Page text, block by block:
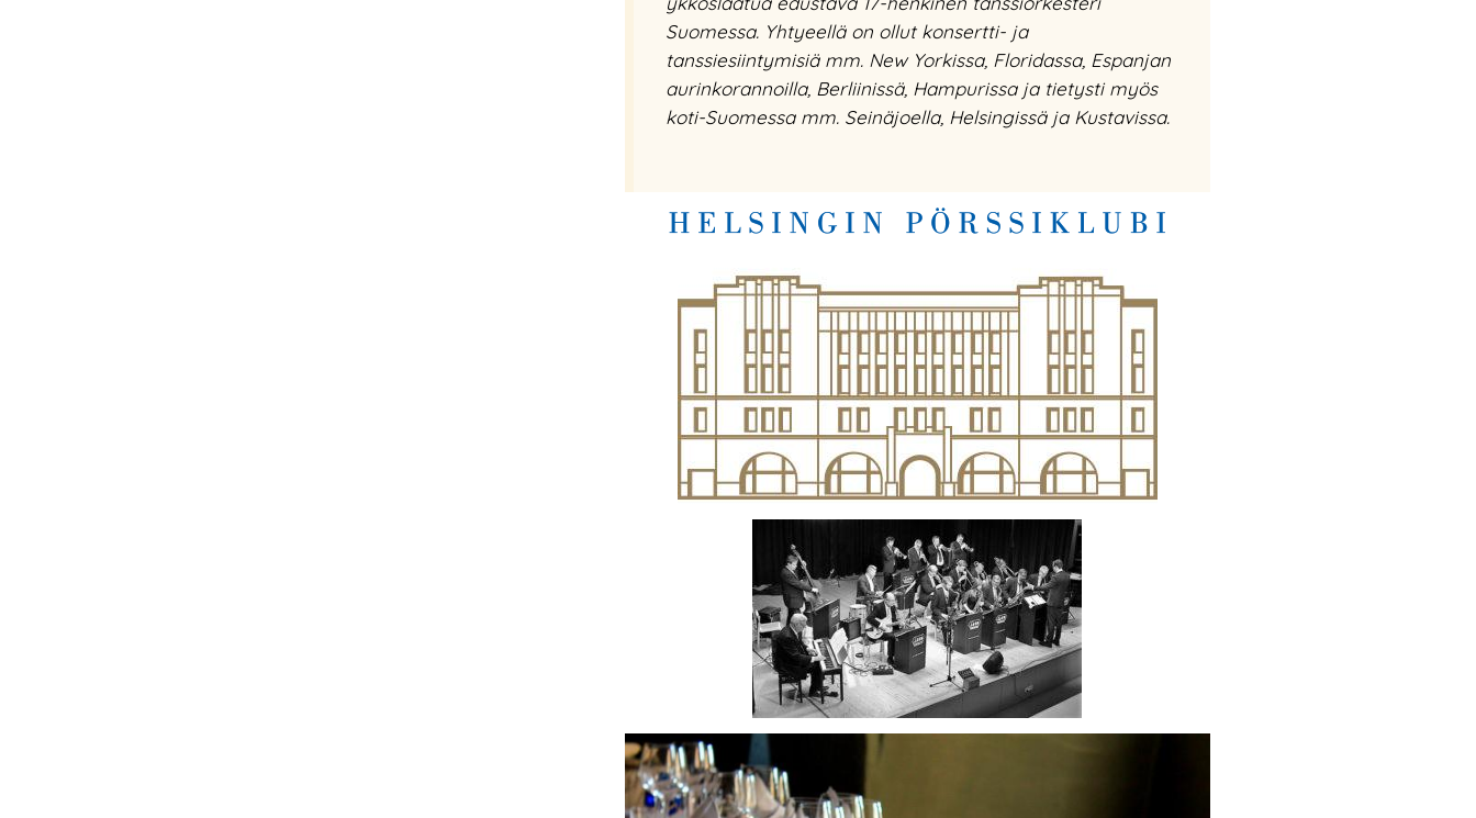
Suomessa. Yhtyeellä on ollut konsertti- ja
tanssiesiintymisiä mm. New Yorkissa, Floridassa, Espanjan
aurinkorannoilla, Berliinissä, Hampurissa ja tietysti myös
koti-Suomessa mm. Seinäjoella, Helsingissä ja Kustavissa.